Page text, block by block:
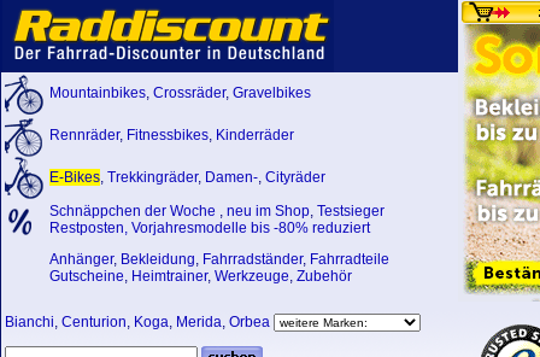
Mountainbikes, Crossräder, Gravelbikes
Rennräder, Fitnessbikes, Kinderräder
E-Bikes, Trekkingräder, Damen-, Cityräder
Schnäppchen der Woche , neu im Shop, Testsieger
Restposten, Vorjahresmodelle bis -80% reduziert
Anhänger, Bekleidung, Fahrradständer, Fahrradteile
Gutscheine, Heimtrainer, Werkzeuge, Zubehör
Bianchi, Centurion, Koga, Merida, Orbea